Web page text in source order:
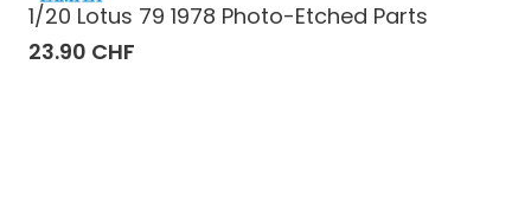
1/20 Lotus 79 1978 Photo-Etched Parts
23.90 CHF